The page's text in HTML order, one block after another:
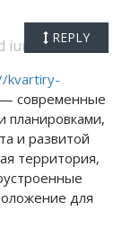
iunie 1, 2026
kvartiry-
современные
планировками,
и развитой
территория,
для
REPLY